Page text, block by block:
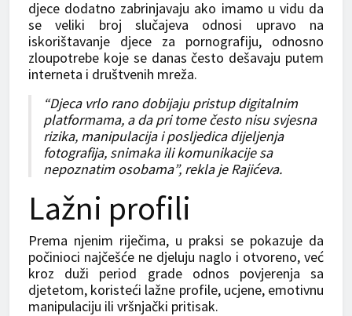
djece dodatno zabrinjavaju ako imamo u vidu da
se veliki broj slučajeva odnosi upravo na
iskorištavanje djece za pornografiju, odnosno
zloupotrebe koje se danas često dešavaju putem
interneta i društvenih mreža.
“Djeca vrlo rano dobijaju pristup digitalnim
platformama, a da pri tome često nisu svjesna
rizika, manipulacija i posljedica dijeljenja
fotografija, snimaka ili komunikacije sa
nepoznatim osobama”, rekla je Rajićeva.
Lažni profili
Prema njenim riječima, u praksi se pokazuje da
počinioci najčešće ne djeluju naglo i otvoreno, već
kroz duži period grade odnos povjerenja sa
djetetom, koristeći lažne profile, ucjene, emotivnu
manipulaciju ili vršnjački pritisak.